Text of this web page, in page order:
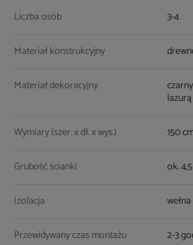
Liczba osób 3-4
Materiał konstrukcyjny
Materiał dekoracyjny
Wymiary (szer. x dł. x wys.) 150
Grubość ścianki ok.
Izolacja
Przewidywany czas montażu 2-3